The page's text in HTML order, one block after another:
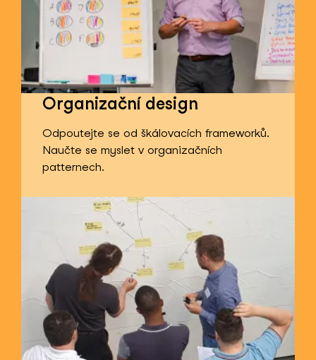
Organizační design
Odpoutejte se od škálovacích frameworků.
Naučte se myslet v organizačních
patternech.